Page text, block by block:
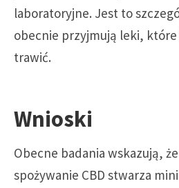
laboratoryjne. Jest to
obecnie przyjmują leki,
trawić.
Wnioski
Obecne badania wskazują,
spożywanie CBD stwarza